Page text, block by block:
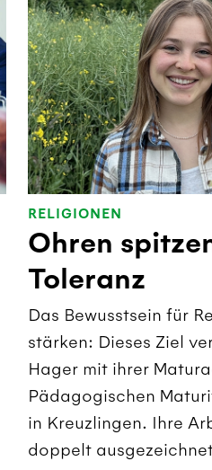
RELIGIONEN
Ohren
Toleranz
Das Bewusstsein für
stärken: Dieses Ziel
Hager mit ihrer
Pädagogischen
in Kreuzlingen. Ihre
doppelt